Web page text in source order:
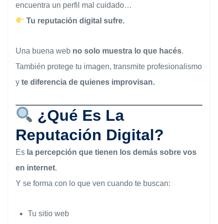
encuentra un perfil mal cuidado…
Tu reputación digital sufre.
Una buena web no solo muestra lo que hacés.
También protege tu imagen, transmite profesionalismo
y te diferencia de quienes improvisan.
¿Qué Es La
Reputación Digital?
Es la percepción que tienen los demás sobre vos
en internet.
Y se forma con lo que ven cuando te buscan:
Tu sitio web